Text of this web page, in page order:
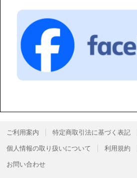
ご利用案内 特定商取引法に基づく表記
個人情報の取り扱いについて 利用規約
お問い合わせ